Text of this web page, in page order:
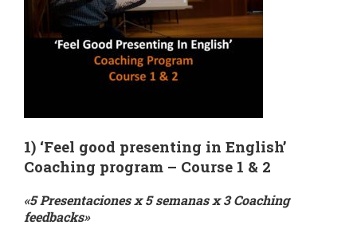
1) ‘Feel good presenting in English’
Coaching program – Course 1 & 2
«5 Presentaciones x 5 semanas x 3 Coaching
feedbacks»